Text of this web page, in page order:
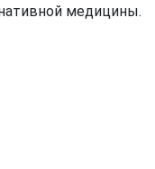
медицины.